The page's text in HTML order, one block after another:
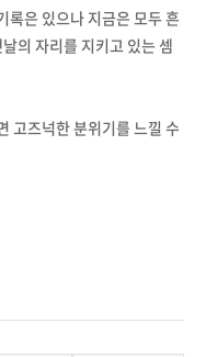
록은 있으나 지금은 모두 흔
의 자리를 지키고 있는 셈
고즈넉한 분위기를 느낄 수